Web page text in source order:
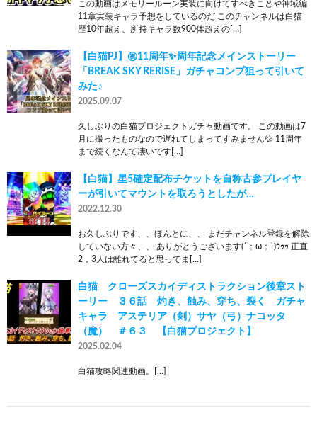
この動画はメモリールーン実装に向けてすべきことや神域編
11章実装キャラ予想をしているのだ このチャンネルは白猫
歴10年超え、所持キャラ数900体超えの[…]
【白猫PJ】㊗️11周年✨周年記念メインストーリー
「BREAK SKY RERISE」ガチャコンプ狙って引いて
みた♪
2025.09.07
久しぶりの白猫プロジェクトガチャ動画です。 この動画は7
月に撮ったものなので遅れてしまってすみません💦 11周年
まで続くなんて凄いです[…]
【白猫】星5確定配布チケットを自称古参プレイヤ
ーが引いてマウントを取ろうとしたが…
2022.12.30
お久しぶりです、、ほんとに、、 まだチャンネル登録を解除
していない方々、、 ありがとうございます(´；ω；`)ｳｩｩ 正直
2，3人は離れてると思ってま[…]
白猫 クローズスカイディストラクション後章スト
ーリー ３６話 灼き、蝕み、穿ち、裂く ガチャ
キャラ アステリア（剣）サヤ（弓）ナコッタ
（魔） ＃６３ 【白猫プロジェクト】
2025.02.04
白猫攻略関連動画。[…]